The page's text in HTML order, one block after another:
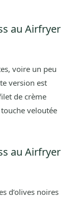
au Airfryer
voire un peu
version est
de crème
veloutée
au Airfryer
d’olives noires